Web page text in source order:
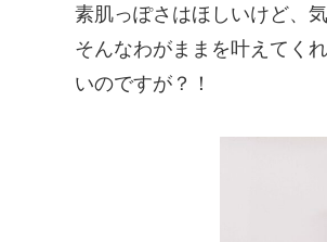
素肌っぽさはほしいけど、
そんなわがままを叶えてく
いのですが？！